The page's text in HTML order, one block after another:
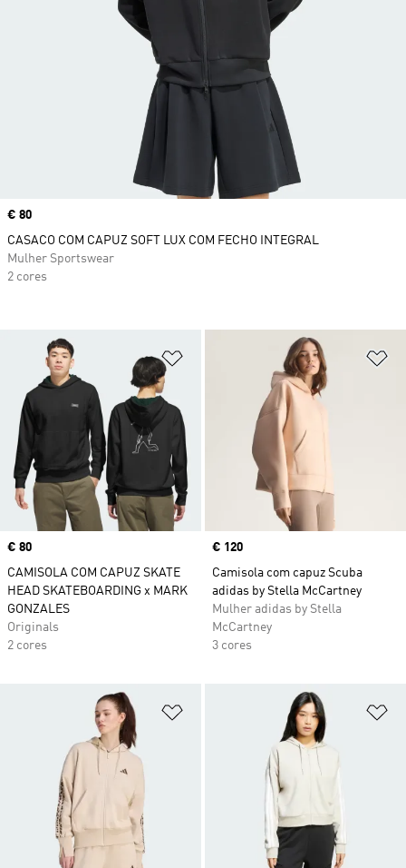
Adicionar à Lista de Desejos
Price
€ 80
CAMISOLA COM CAPUZ SKATE
HEAD SKATEBOARDING x MARK
GONZALES
Originals
2 cores
Price
€ 120
Camisola com capuz Scuba
adidas by Stella McCartney
Mulher adidas by Stella
McCartney
3 cores
Adicionar à Lista de Desejos
Price
€ 80
CASACO COM CAPUZ SOFT LUX COM FECHO INTEGRAL
Mulher Sportswear
2 cores